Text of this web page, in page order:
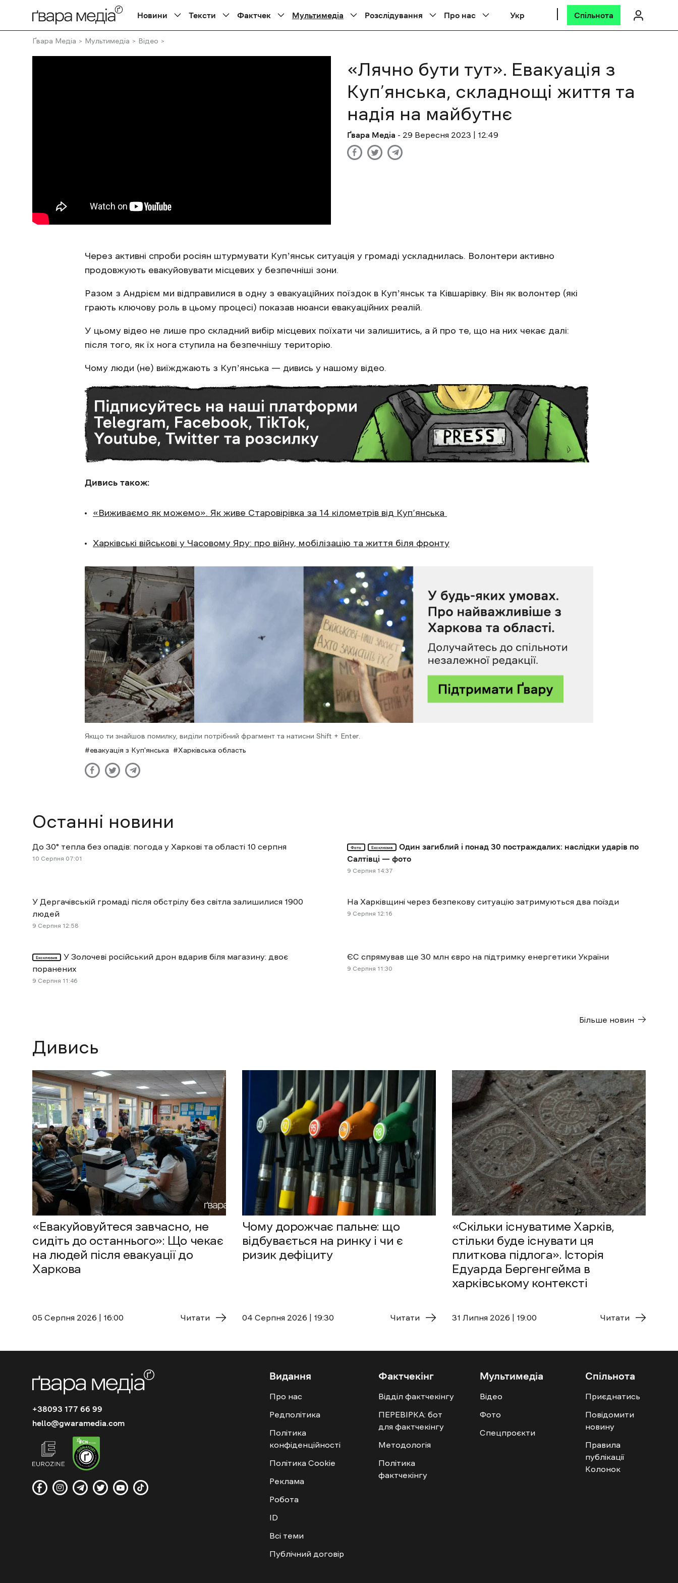
Новини Тексти Фактчек Мультимедіа Розслідування Про нас Укр Спільнота
Ґвара Медіа Мультимедіа Відео
«Лячно бути тут». Евакуація з
Куп’янська, складнощі життя та
надія на майбутнє
Ґвара Медіа - 29 Вересня 2023 | 12:49
Через активні спроби росіян штурмувати Купʼянськ ситуація у громаді ускладнилась. Волонтери активно
продовжують евакуйовувати місцевих у безпечніші зони.
Разом з Андрієм ми відправилися в одну з евакуаційних поїздок в Купʼянськ та Ківшарівку. Він як волонтер (які
грають ключову роль в цьому процесі) показав нюанси евакуаційних реалій.
У цьому відео не лише про складний вибір місцевих поїхати чи залишитись, а й про те, що на них чекає далі:
після того, як їх нога ступила на безпечнішу територію.
Чому люди (не) виїжджають з Купʼянська — дивись у нашому відео.
Дивись також:
«Виживаємо як можемо». Як живе Старовірівка за 14 кілометрів від Куп’янська
Харківські військові у Часовому Яру: про війну, мобілізацію та життя біля фронту
Якщо ти знайшов помилку, виділи потрібний фрагмент та натисни Shift + Enter.
евакуація з Куп'янська
Харківська область
Останні новини
До 30° тепла без опадів: погода у Харкові та області 10 серпня
10 Cерпня 07:01
Фото Ексклюзив
Один загиблий і понад 30 постраждалих: наслідки ударів по
Салтівці — фото
9 Cерпня 14:37
У Дергачівській громаді після обстрілу без світла залишилися 1900
людей
9 Cерпня 12:58
На Харківщині через безпекову ситуацію затримуються два поїзди
9 Cерпня 12:16
Ексклюзив
У Золочеві російський дрон вдарив біля магазину: двоє
поранених
9 Cерпня 11:46
ЄС спрямував ще 30 млн євро на підтримку енергетики України
9 Cерпня 11:30
Більше новин
Дивись
«Евакуйовуйтеся завчасно, не
сидіть до останнього»: Що чекає
на людей після евакуації до
Харкова
05 Cерпня 2026 | 16:00 Читати
Чому дорожчає пальне: що
відбувається на ринку і чи є
ризик дефіциту
04 Cерпня 2026 | 19:30 Читати
«Скільки існуватиме Харків,
стільки буде існувати ця
плиткова підлога». Історія
Едуарда Бергенгейма в
харківському контексті
31 Липня 2026 | 19:00 Читати
+38093 177 66 99
hello@gwaramedia.com
Видання
Про нас
Редполітика
Політика
конфіденційності
Політика Cookie
Реклама
Робота
ID
Всі теми
Публічний договір
Фактчекінг
Відділ фактчекінгу
ПЕРЕВІРКА: бот
для фактчекінгу
Методологія
Політика
фактчекінгу
Мультимедіа
Відео
Фото
Спецпроєкти
Спільнота
Приєднатись
Повідомити
новину
Правила
публікації
Колонок